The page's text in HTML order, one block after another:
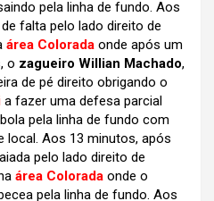
pela linha de fundo. Aos
falta pelo lado direito de
área Colorada onde após um
o zagueiro Willian Machado,
de pé direito obrigando o
a fazer uma defesa parcial
pela linha de fundo com
local. Aos 13 minutos, após
pelo lado direito de
área Colorada onde o
pela linha de fundo. Aos